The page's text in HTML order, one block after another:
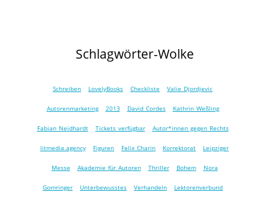
Schlagwörter-Wolke
Schreiben LovelyBooks Checkliste Valie Djordjevic
Autorenmarketing 2013 David Cordes Kathrin Weßling
Fabian Neidhardt Tickets verfügbar Autor*innen gegen Rechts
litmedia.agency Figuren Felix Charin Korrektorat Leipziger
Messe Akademie für Autoren Thriller Bohem Nora
Gomringer Unterbewusstes Verhandeln Lektorenverbund